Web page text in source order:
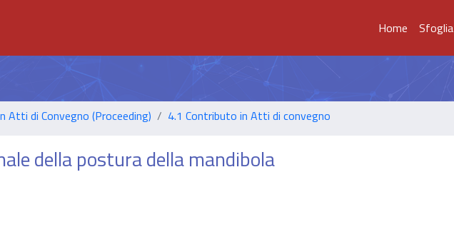
Home Sfoglia
Atti di Convegno (Proceeding) 4.1 Contributo in Atti di convegno
della postura della mandibola